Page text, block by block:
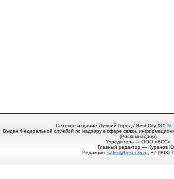
Сетевое издание Лучший Город / Best City (ЭЛ №
Выдан Федеральной службой по надзору в сфере связи,
(Роскомнадзор)
Учредитель — ООО «ВСС»
Главный редактор — Куранов
Редакция: sales@best-city.ru , +7 (903)